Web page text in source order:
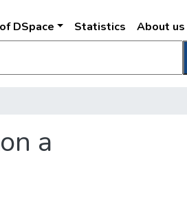
DSpace Statistics About us
a